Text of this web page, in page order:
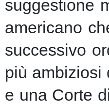
suggestione
americano
successivo
più ambiziosi
e una Corte